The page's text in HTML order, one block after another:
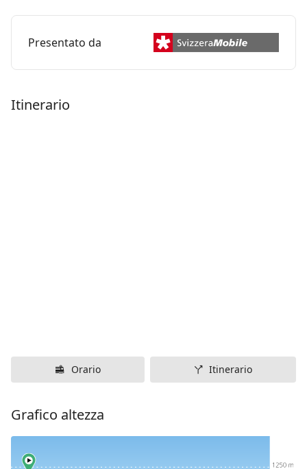
Presentato da
Itinerario
Orario Itinerario
Grafico altezza